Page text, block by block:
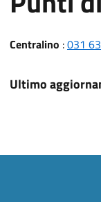
Centralino :031
Ultimo